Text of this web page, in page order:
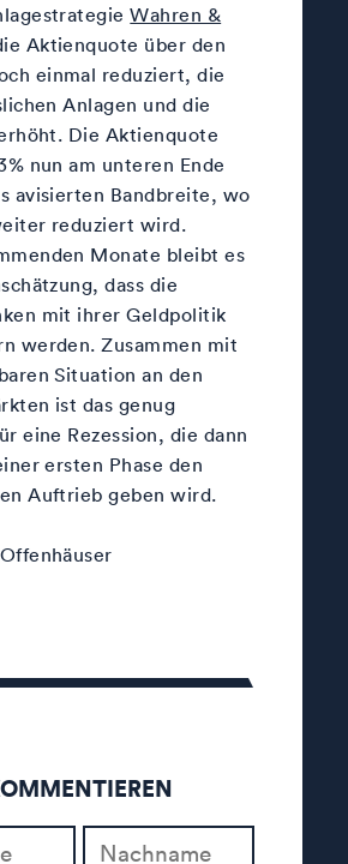
Wahren &
Aktienquote über den
einmal reduziert, die
Anlagen und die
Die Aktienquote
nun am unteren Ende
avisierten Bandbreite, wo
reduziert wird.
Monate bleibt es
dass die
mit ihrer Geldpolitik
werden. Zusammen mit
Situation an den
ist das genug
eine Rezession, die dann
ersten Phase den
Auftrieb geben wird.